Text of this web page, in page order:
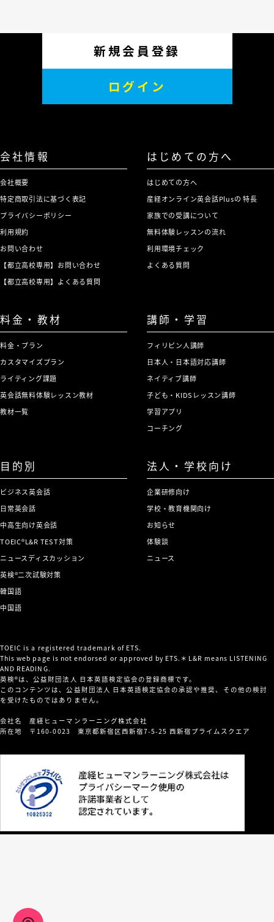
新規会員登録
ログイン
会社情報
会社概要
特定商取引法に基づく表記
プライバシーポリシー
利用規約
お問い合わせ
【都立高校専用】お問い合わせ
【都立高校専用】よくある質問
はじめての方へ
はじめての方へ
産経オンライン英会話Plusの 特長
家族での受講について
無料体験レッスンの流れ
利用環境チェック
よくある質問
料金・教材
料金・プラン
カスタマイズプラン
ライティング課題
英会話無料体験レッスン教材
教材一覧
講師・学習
フィリピン人講師
日本人・日本語対応講師
ネイティブ講師
子ども・KIDSレッスン講師
学習アプリ
コーチング
目的別
ビジネス英会話
日常英会話
中高生向け英会話
TOEIC®L&R TEST対策
ニュースディスカッション
英検®二次試験対策
韓国語
中国語
法人・学校向け
企業研修向け
学校・教育機関向け
お知らせ
体験談
ニュース
TOEIC is a registered trademark of ETS.
This web page is not endorsed or approved by ETS.＊L&R means LISTENING
AND READING.
英検®は、公益財団法人 日本英語検定協会の登録商標です。
このコンテンツは、公益財団法人 日本英語検定協会の承認や推奨、その他の検討
を受けたものではありません。
会社名 産経ヒューマンラーニング株式会社
所在地 〒160-0023 東京都新宿区西新宿7-5-25 西新宿プライムスクエア